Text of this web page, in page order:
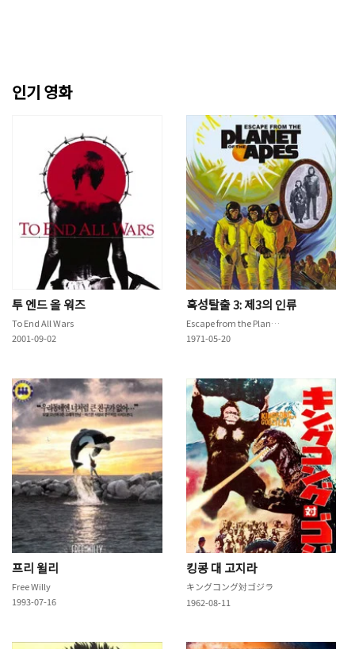
인기 영화
투 엔드 올 워즈
To End All Wars
2001-09-02
혹성탈출 3: 제3의 인류
Escape from the Planet of the Apes
1971-05-20
프리 윌리
Free Willy
1993-07-16
킹콩 대 고지라
キングコング対ゴジラ
1962-08-11